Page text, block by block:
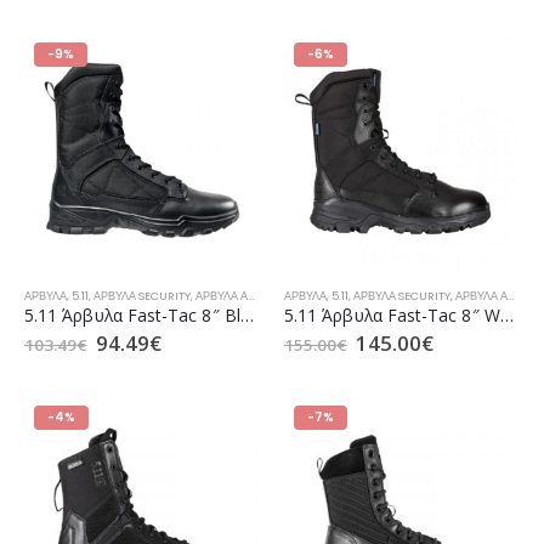
-9%
ΆΡΒΥΛΑ, 5.11,ΆΡΒΥΛΑ SECURITY,ΆΡΒΥΛΑ ΑΣΤΥΝΟΜΊΑΣ ,ΆΡΒΥΛΑ ΛΙΜΕΝΙΚΟΎ,ΆΡΒΥΛΑ
5.11 Άρβυλα Fast-Tac 8″ Black (12387)
103.49€ 94.49€
-6%
ΆΡΒΥΛΑ, 5.11,ΆΡΒΥΛΑ SECURITY,ΆΡΒΥΛΑ ΑΕΡΟΠΟΡΊΑΣ
5.11 Άρβυλα Fast-Tac 8″ WP Insulated Black (12434)
155.00€ 145.00€
-4% -7%